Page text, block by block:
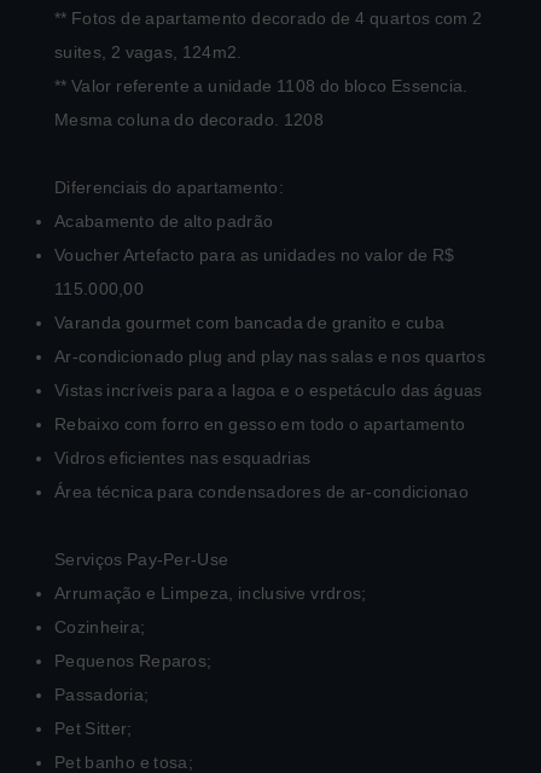
** Fotos de apartamento decorado de 4 quartos com 2
suites, 2 vagas, 124m2.
** Valor referente a unidade 1108 do bloco Essencia.
Mesma coluna do decorado. 1208
Diferenciais do apartamento:
Acabamento de alto padrão
Voucher Artefacto para as unidades no valor de R$
115.000,00
Varanda gourmet com bancada de granito e cuba
Ar-condicionado plug and play nas salas e nos quartos
Vistas incríveis para a lagoa e o espetáculo das águas
Rebaixo com forro en gesso em todo o apartamento
Vidros eficientes nas esquadrias
Área técnica para condensadores de ar-condicionao
Serviços Pay-Per-Use
Arrumação e Limpeza, inclusive vrdros;
Cozinheira;
Pequenos Reparos;
Passadoria;
Pet Sitter;
Pet banho e tosa;